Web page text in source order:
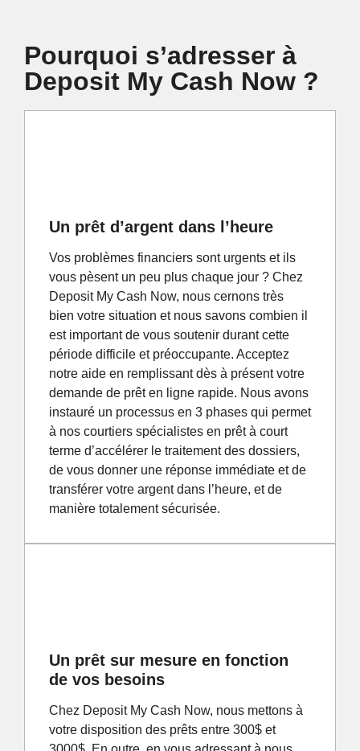
Pourquoi s’adresser à
Deposit My Cash Now ?
Un prêt d’argent dans l’heure
Vos problèmes financiers sont urgents et ils
vous pèsent un peu plus chaque jour ? Chez
Deposit My Cash Now, nous cernons très
bien votre situation et nous savons combien il
est important de vous soutenir durant cette
période difficile et préoccupante. Acceptez
notre aide en remplissant dès à présent votre
demande de prêt en ligne rapide. Nous avons
instauré un processus en 3 phases qui permet
à nos courtiers spécialistes en prêt à court
terme d’accélérer le traitement des dossiers,
de vous donner une réponse immédiate et de
transférer votre argent dans l’heure, et de
manière totalement sécurisée.
Un prêt sur mesure en fonction
de vos besoins
Chez Deposit My Cash Now, nous mettons à
votre disposition des prêts entre 300$ et